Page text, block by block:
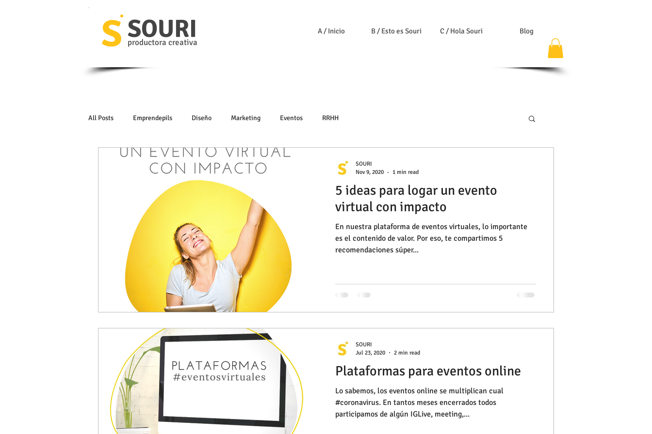
S SOURI
productora creativa
A / Inicio B / Esto es Souri C / Hola Souri Blog
All Posts Emprendepils Diseño Marketing Eventos RRHH
5 ideas para logar un evento
virtual con impacto
En nuestra plataforma de eventos virtuales, lo importante
es el contenido de valor. Por eso, te compartimos 5
recomendaciones súper...
SOURI
Nov 9, 2020
1 min read
Plataformas para eventos online
Lo sabemos, los eventos online se multiplican cual
#coronavirus. En tantos meses encerrados todos
participamos de algún IGLive, meeting,...
SOURI
Jul 23, 2020
2 min read